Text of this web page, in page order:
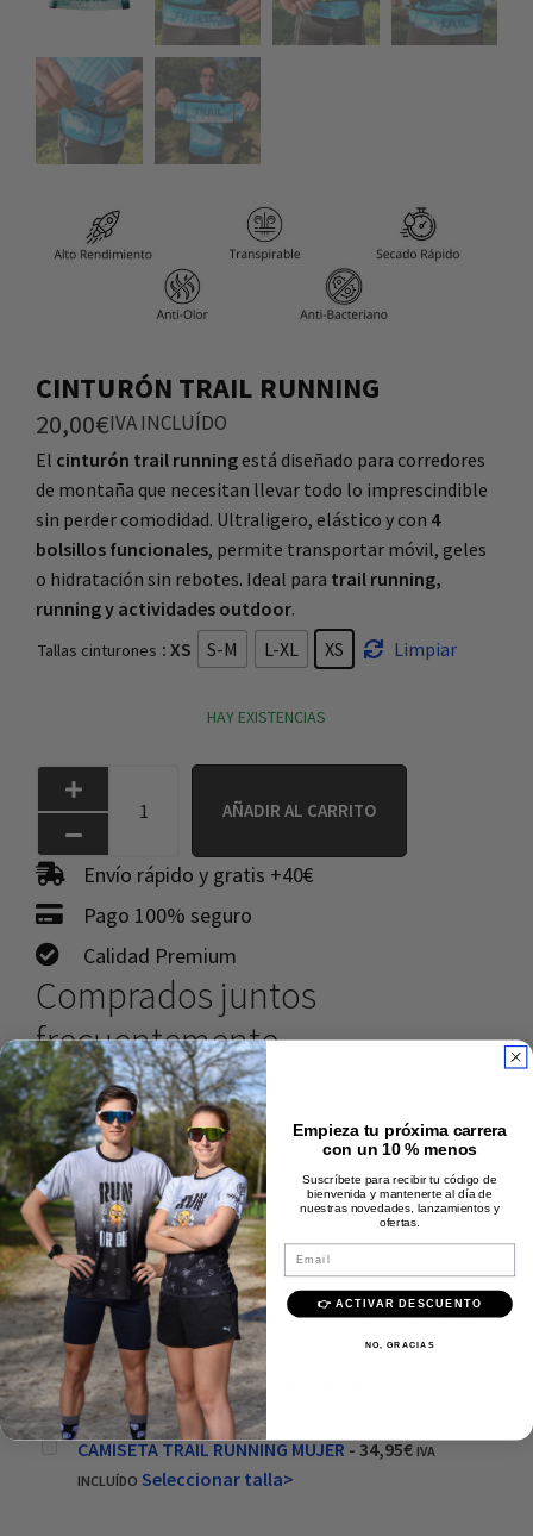
CINTURÓN TRAIL RUNNING
20,00€IVA INCLUÍDO
El cinturón trail running está diseñado para corredores
de montaña que necesitan llevar todo lo imprescindible
sin perder comodidad. Ultraligero, elástico y con 4
bolsillos funcionales, permite transportar móvil, geles
o hidratación sin rebotes. Ideal para trail running,
running y actividades outdoor.
Tallas cinturones : XS S-M L-XL XS Limpiar
HAY EXISTENCIAS
AÑADIR AL CARRITO
Envío rápido y gratis +40€
Pago 100% seguro
Calidad Premium
Comprados juntos
frecuentemente
Precio: 20,00€
Añadir al carrito
Este producto: CINTURÓN TRAIL RUNNING Tallas
cinturones: XS-20,00
CAMISETA TRAIL RUNNING HOMBRE
INCLUÍDO Seleccionar talla>
CAMISETA TRAIL RUNNING MUJER-34,95€ IVA
INCLUÍDO Seleccionar talla>
Empieza tu próxima carrera
con un 10 % menos
Suscríbete para recibir tu código de
bienvenida y mantenerte al día de
nuestras novedades, lanzamientos y
ofertas.
Email
👉 ACTIVAR DESCUENTO
NO, GRACIAS